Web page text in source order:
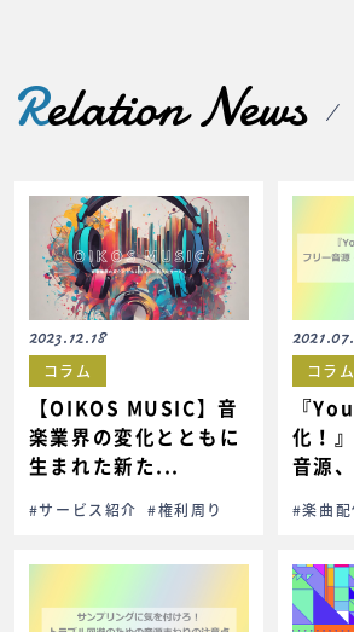
Relation News
2023.12.18
コラム
【OIKOS MUSIC】音
楽業界の変化とともに
生まれた新た...
#サービス紹介 #権利周り
コラム
『
化！
音源
#楽曲配